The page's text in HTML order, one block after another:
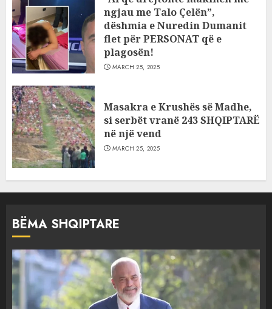
ngjau me Talo Çelën”,
dëshmia e Nuredin Dumanit
flet për PERSONAT që e
plagosën!
MARCH 25, 2025
Masakra e Krushës së Madhe,
si serbët vranë 243 SHQIPTARË
në një vend
MARCH 25, 2025
BËMA SHQIPTARE